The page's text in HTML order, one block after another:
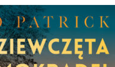
1968. Zdjęcie inscenizacji Dziadów z
i zmusza tysiące ludzi do
trudny. A w jednym z bloków sprawy
zamordowana jedenastolatka. Milicja
strajku. Mordechaj Blum wie, że jego
o zmiany w kraju, a stają się idealnymi
Grabowskiego. Naukowiec postanawia
że w jego bloku każdy ukrywa jakąś